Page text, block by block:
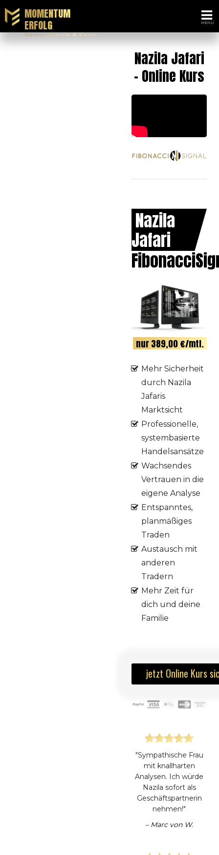
MOMENTUM
ERFOLG
Bücher Events & Kurse
Nazila Jafari
- Online Kurs
Nazila
Jafari
nur 389,00 €/mtl.
Mehr Sicherheit
durch Nazila
Jafaris
Marktsicht
Professionelle,
systembasierte
Handelsansätze
Wachsendes
Vertrauen in die
eigene Analyse
Entspanntes,
planmäßiges
Traden
Austausch mit
anderen
Tradern
Mehr Zeit für
dich und deine
Familie
jetzt Online Kurs
"Sympathische Frau
mit knallharten
Analysen. Ich würde
Nazila sofort als
Geschäftspartnerin
nehmen!"
– Marc von W.